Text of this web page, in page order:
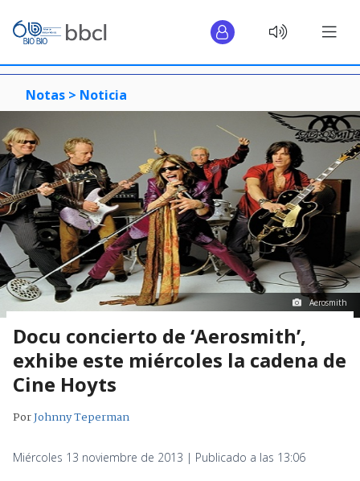
Notas > Noticia
Aerosmith
Docu concierto de ‘Aerosmith’,
exhibe este miércoles la cadena de
Cine Hoyts
PorJohnny Teperman
Miércoles 13 noviembre de 2013 | Publicado a las 13:06